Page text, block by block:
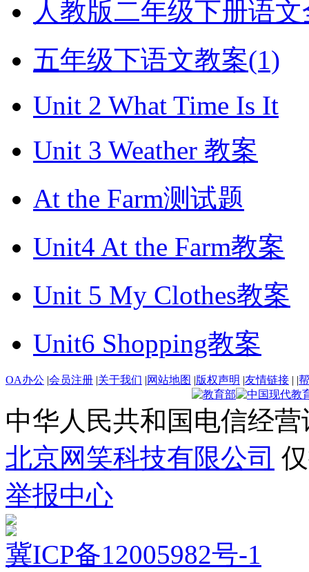
人教版二年级下册语
五年级下语文教案(1)
Unit 2 What Time Is It
Unit 3 Weather 教案
At the Farm测试题
Unit4 At the Farm教案
Unit 5 My Clothes教案
Unit6 Shopping教案
OA办公 |会员注册 |关于我们 |网站地图 |版权声明 |友情链接 | |
中华人民共和国电信经营
北京网笑科技有限公司
举报中心
冀ICP备12005982号-1